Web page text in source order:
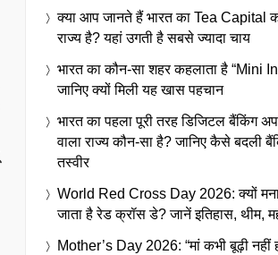
क्या आप जानते हैं भारत का Tea Capital
राज्य है? यहां उगती है सबसे ज्यादा चाय
भारत का कौन-सा शहर कहलाता है “Mini
जानिए क्यों मिली यह खास पहचान
भारत का पहला पूरी तरह डिजिटल बैंकिंग
वाला राज्य कौन-सा है? जानिए कैसे बदली
तस्वीर
World Red Cross Day 2026: क्यों
जाता है रेड क्रॉस डे? जानें इतिहास, थीम,
Mother’s Day 2026: “मां कभी बूढ़ी नहीं